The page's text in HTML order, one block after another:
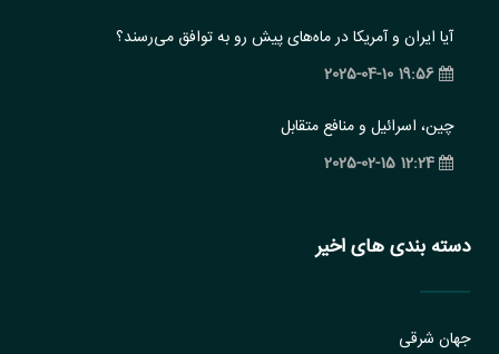
آیا ایران و آمریکا در ماه‌های پیش رو به توافق می‌رسند؟
19:56 2025-04-10
چین، اسرائیل و منافع متقابل
12:24 2025-02-15
دسته بندی های اخیر
جهان شرقی